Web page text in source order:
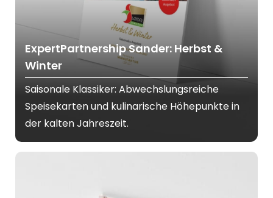
ExpertPartnership Sander: Herbst &
Winter
Saisonale Klassiker: Abwechslungsreiche
Speisekarten und kulinarische Höhepunkte in
der kalten Jahreszeit.